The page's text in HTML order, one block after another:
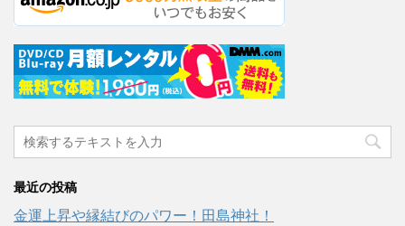
最近の投稿
金運上昇や縁結びのパワー！田島神社！